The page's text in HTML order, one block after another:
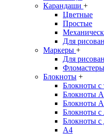
Карандаши +
Цветные
Простые
Для
Маркеры +
Для
Фломастеры
Блокноты +
Блокноты с
Блокноты
Блокноты
Блокноты с
Блокноты с
A4